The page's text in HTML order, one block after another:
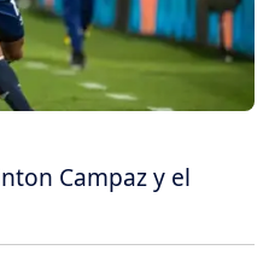
Campaz y el